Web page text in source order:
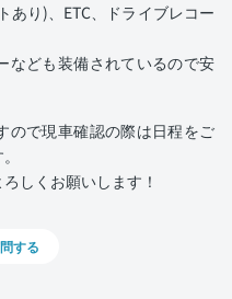
あり)、ETC、ドライブレコー
なども装備されているので安
ので現車確認の際は日程をご
しくお願いします！
する